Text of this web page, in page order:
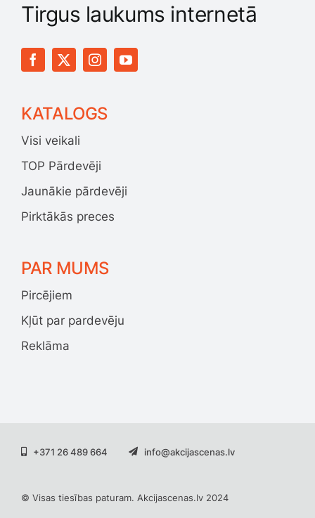
Tirgus laukums internetā
KATALOGS
Visi veikali
TOP Pārdevēji
Jaunākie pārdevēji
Pirktākās preces
PAR MUMS
Pircējiem
Kļūt par pardevēju
Reklāma
+371 26 489 664 info@akcijascenas.lv
© Visas tiesības paturam. Akcijascenas.lv 2024